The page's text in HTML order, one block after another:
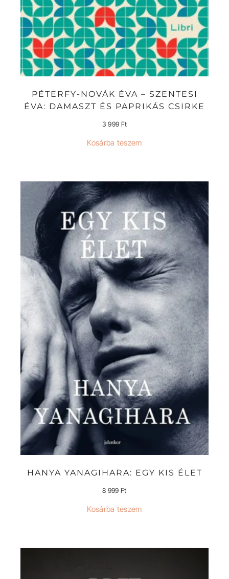
PÉTERFY-NOVÁK ÉVA – SZENTESI
ÉVA: DAMASZT ÉS PAPRIKÁS CSIRKE
3 999 Ft
Kosárba teszem
HANYA YANAGIHARA: EGY KIS ÉLET
8 999 Ft
Kosárba teszem